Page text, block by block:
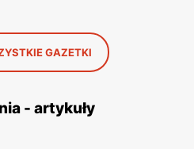
GAZETKI
- artykuły